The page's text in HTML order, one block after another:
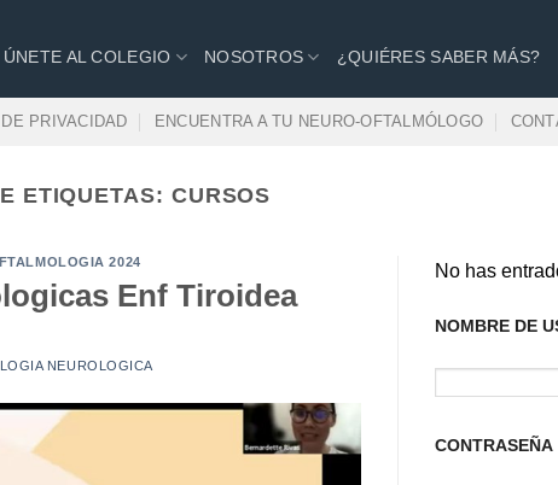
ÚNETE AL COLEGIO NOSOTROS ¿QUIÉRES SABER MÁS?
PRIVACIDAD ENCUENTRA A TU NEURO-OFTALMÓLOGO
ETIQUETAS: CURSOS
2024
Enf Tiroidea
NEUROLOGICA
No has
NOMBRE DE
CONTRASEÑA